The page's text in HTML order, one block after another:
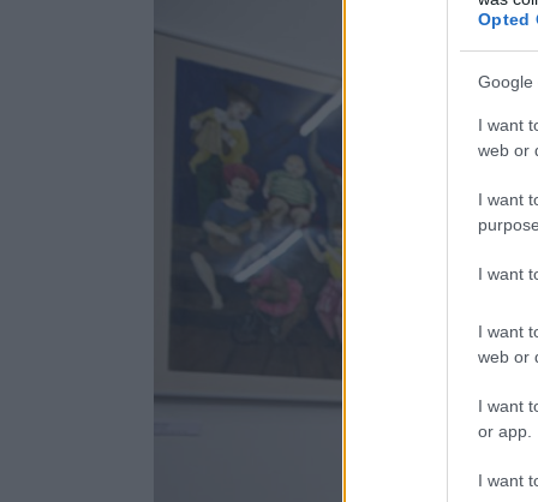
Opted
Google
I want
web or
I want
I want
I want
web or
I want
or app.
I want